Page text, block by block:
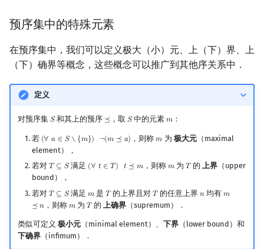
预序集中的特殊元素
在预序集中，我们可以定义极大（小）元、上（下）界、上
（下）确界等概念，这些概念可以推广到其他序关系中．
定义
对预序集 𝑆
S和其上的预序 ⪯
⪯ ，取 𝑆
S中的元素 𝑚
m ：
若 (∀ 𝑎 ∈ 𝑆∖ {𝑚}) ¬(𝑚 ⪯ 𝑎)
(∀ a∈S ∖{ m }) ¬(m ⪯a) ，则称𝑚
m 为 极大元（maximal
element），
若对 𝑇 ⊆ 𝑆
T⊆S 满足 (∀ 𝑡 ∈ 𝑇 ) 𝑡 ⪯ 𝑚
(∀ t∈T ) t ⪯m ，则称 𝑚
m为 𝑇
T的 上界（upper
bound），
若对 𝑇 ⊆ 𝑆
T⊆S 满足𝑚
m 是𝑇
T 的上界且对𝑇
T 的任意上界𝑛
n均有 𝑚
⪯ 𝑛
m⪯
，则称 𝑚
m为 𝑇
T的 上确界（supremum）．
类似可定义 极小元（minimal element）、 下界（lower bound）和
下确界（infimum）．